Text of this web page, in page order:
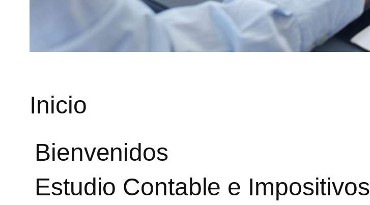
Inicio
Bienvenidos
Estudio Contable e Impositivos